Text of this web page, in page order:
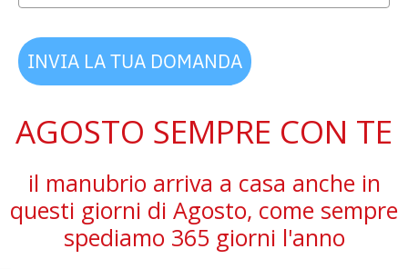
INVIA LA TUA DOMANDA
AGOSTO SEMPRE CON TE
il manubrio arriva a casa anche in
questi giorni di Agosto, come sempre
spediamo 365 giorni l'anno